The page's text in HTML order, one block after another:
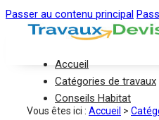
Passer au contenu principal
Accueil
Catégories de travaux
Conseils Habitat
Vous êtes ici : Accueil >